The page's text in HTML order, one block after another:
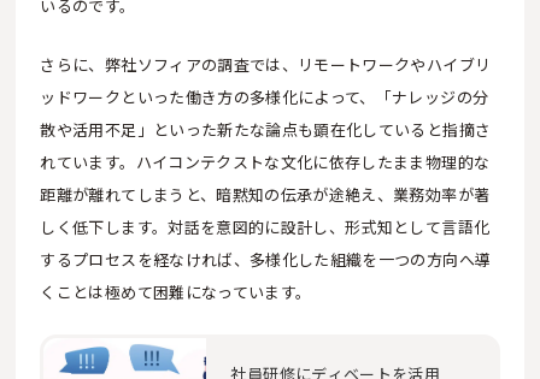
いるのです。
さらに、弊社ソフィアの調査では、リモートワークやハイブリ
ッドワークといった働き方の多様化によって、「ナレッジの分
散や活用不足」といった新たな論点も顕在化していると指摘さ
れています。ハイコンテクストな文化に依存したまま物理的な
距離が離れてしまうと、暗黙知の伝承が途絶え、業務効率が著
しく低下します。対話を意図的に設計し、形式知として言語化
するプロセスを経なければ、多様化した組織を一つの方向へ導
くことは極めて困難になっています。
社員研修にディベートを活用